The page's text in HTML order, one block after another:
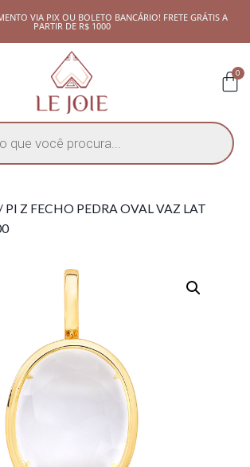
VIA PIX OU BOLETO BANCÁRIO! FRETE GRÁTIS A
PARTIR DE R$ 1000
0
PI Z FECHO PEDRA OVAL VAZ LAT